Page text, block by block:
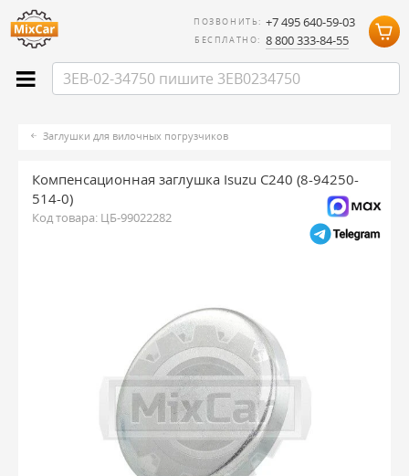
ПОЗВОНИТЬ: +7 495 640-59-03
БЕСПЛАТНО: 8 800 333-84-55
Заглушки для вилочных погрузчиков
Компенсационная заглушка Isuzu C240 (8-94250-
514-0)
Код товара: ЦБ-99022282